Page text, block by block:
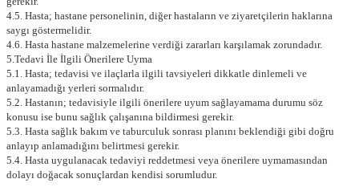
4.5. Hasta; hastane personelinin, diğer hastaların ve ziyaretçilerin haklarına
saygı göstermelidir.
4.6. Hasta hastane malzemelerine verdiği zararları karşılamak zorundadır.
5.Tedavi İle İlgili Önerilere Uyma
5.1. Hasta; tedavisi ve ilaçlarla ilgili tavsiyeleri dikkatle dinlemeli ve
anlayamadığı yerleri sormalıdır.
5.2. Hastanın; tedavisiyle ilgili önerilere uyum sağlayamama durumu söz
konusu ise bunu sağlık çalışanına bildirmesi gerekir.
5.3. Hasta sağlık bakım ve taburculuk sonrası planını beklendiği gibi doğru
anlayıp anlamadığını belirtmesi gerekir.
5.4. Hasta uygulanacak tedaviyi reddetmesi veya önerilere uymamasından
dolayı doğacak sonuçlardan kendisi sorumludur.